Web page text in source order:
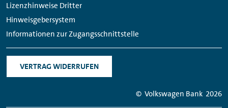
Lizenzhinweise Dritter
Hinweisgebersystem
Informationen zur Zugangsschnittstelle
VERTRAG WIDERRUFEN
© Volkswagen Bank 2026